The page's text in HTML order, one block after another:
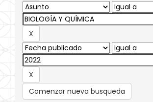
Comenzar nueva busqueda